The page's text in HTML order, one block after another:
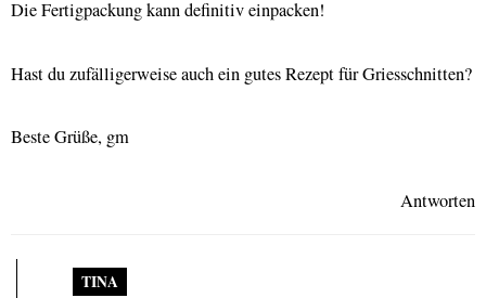
Die Fertigpackung kann definitiv einpacken!
Hast du zufälligerweise auch ein gutes Rezept für Griesschnitten?
Beste Grüße, gm
Antworten
TINA